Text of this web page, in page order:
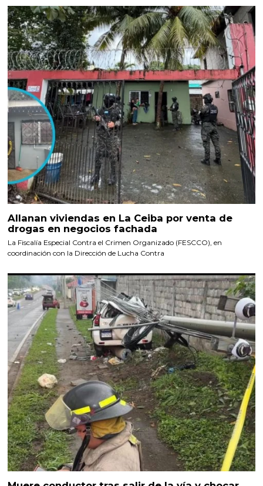
Allanan viviendas en La Ceiba por venta de
drogas en negocios fachada
La Fiscalía Especial Contra el Crimen Organizado (FESCCO), en
coordinación con la Dirección de Lucha Contra